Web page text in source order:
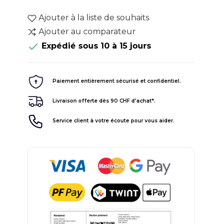
Ajouter à la liste de souhaits
Ajouter au comparateur
 Expédié sous 10 à 15 jours
Paiement entièrement sécurisé et confidentiel.
Livraison offerte dès 90 CHF d'achat*.
Service client à votre écoute pour vous aider.